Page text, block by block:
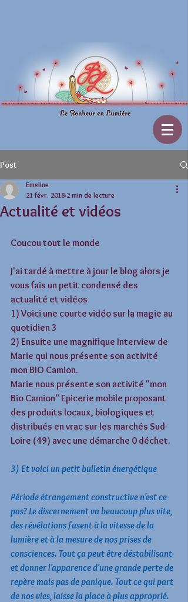
Post
Actualité et vidéos
Emeline
21 févr. 2018 2 min de lecture
Coucou tout le monde
J'ai tardé à mettre à jour le blog alors je
vous fais un petit condensé des
actualité et vidéos
1) Voici une courte vidéo sur la magie au
quotidien 3
2) Ensuite une magnifique Interview de
Marie qui nous présente son activité
mon BIO Camion.
Marie nous présente son activité "mon
Bio Camion" Epicerie mobile proposant
des produits locaux, biologiques et
distribués en vrac sur les marchés Sud-
Loire (49) avec une démarche 0 déchet.
3) Et voici un petit bulletin énergétique
Période étrangement constructive n'est ce
pas? Le discernement va beaucoup plus vite,
des révélations fusent à la vitesse de la
lumière et à la mesure de nos prises de
consciences. Tout ça peut être déstabilisant
et donner l'apparence d'une grande perte de
repère mais pas de panique. Tout ce qui part
de nos vies, laisse la place à plus approprié.